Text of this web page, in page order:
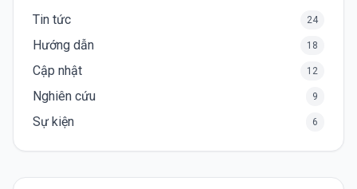
Tin tức 24
Hướng dẫn 18
Cập nhật 12
Nghiên cứu 9
Sự kiện 6